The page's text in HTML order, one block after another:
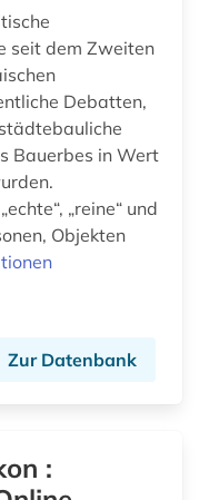
seit dem Zweiten
Debatten,
Bauerbes in Wert
„reine“ und
Objekten
Zur Datenbank
: